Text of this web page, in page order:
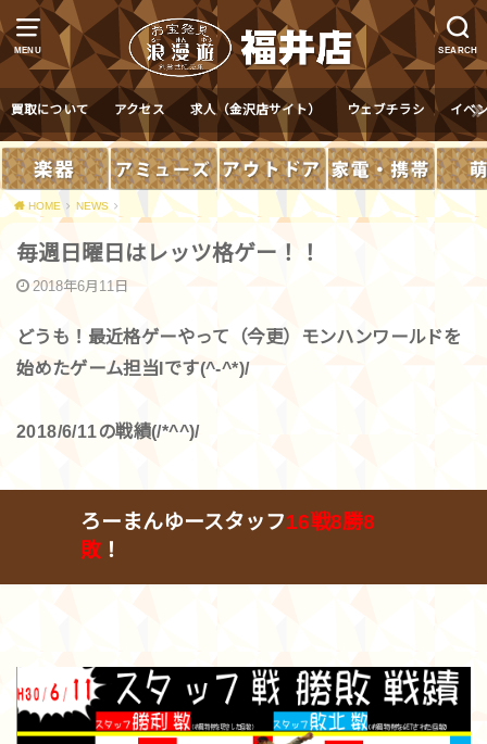
MENU SEARCH
買取について アクセス 求人（金沢店サイト） ウェブチラシ イベ
HOME NEWS
毎週日曜日はレッツ格ゲー！！
2018年6月11日
どうも！最近格ゲーやって（今更）モンハンワールドを
始めたゲーム担当Iです(^-^*)/
2018/6/11の戦績(/*^^)/
ろーまんゆースタッフ16戦8勝8
敗！